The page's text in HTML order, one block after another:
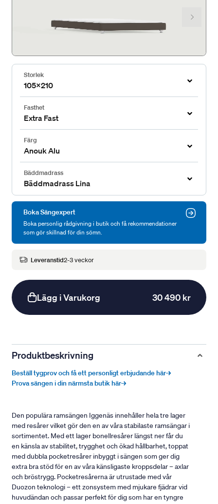
Storlek
105x210
Fasthet
Extra Fast
Färg
Anouk Alu
Bäddmadrass
Bäddmadrass Lina
Boka Sängexpert
Boka personlig rådgivning i butik och få rekommendationer
som gör skillnad för din sömn.
Leveranstid2-3 veckor
Lägg i Varukorg 30 490 kr
Produktbeskrivning
Beställ tygprov och få ett personligt erbjudande här→
Prova sängen i din närmsta butik här→
Den populära ramsängen Iggenäs innehåller hela tre lager
med resårer vilket gör den en av våra stabilaste ramsängar i
sortimentet. Med ett lager bonellresårer längst ner får du
en känsla av stabilitet, trygghet och ökad hållbarhet, toppat
med dubbla pocketresårer inbyggt i sängen som ger dig
extra bra stöd för en av våra känsligaste kroppsdelar – axlar
och bröstrygg. Pocketresårerna är utrustade med vår
Duozon teknologi – ett zonsystem med mjukare fjädrar vid
huvudändan och passar perfekt för dig som har en tyngre